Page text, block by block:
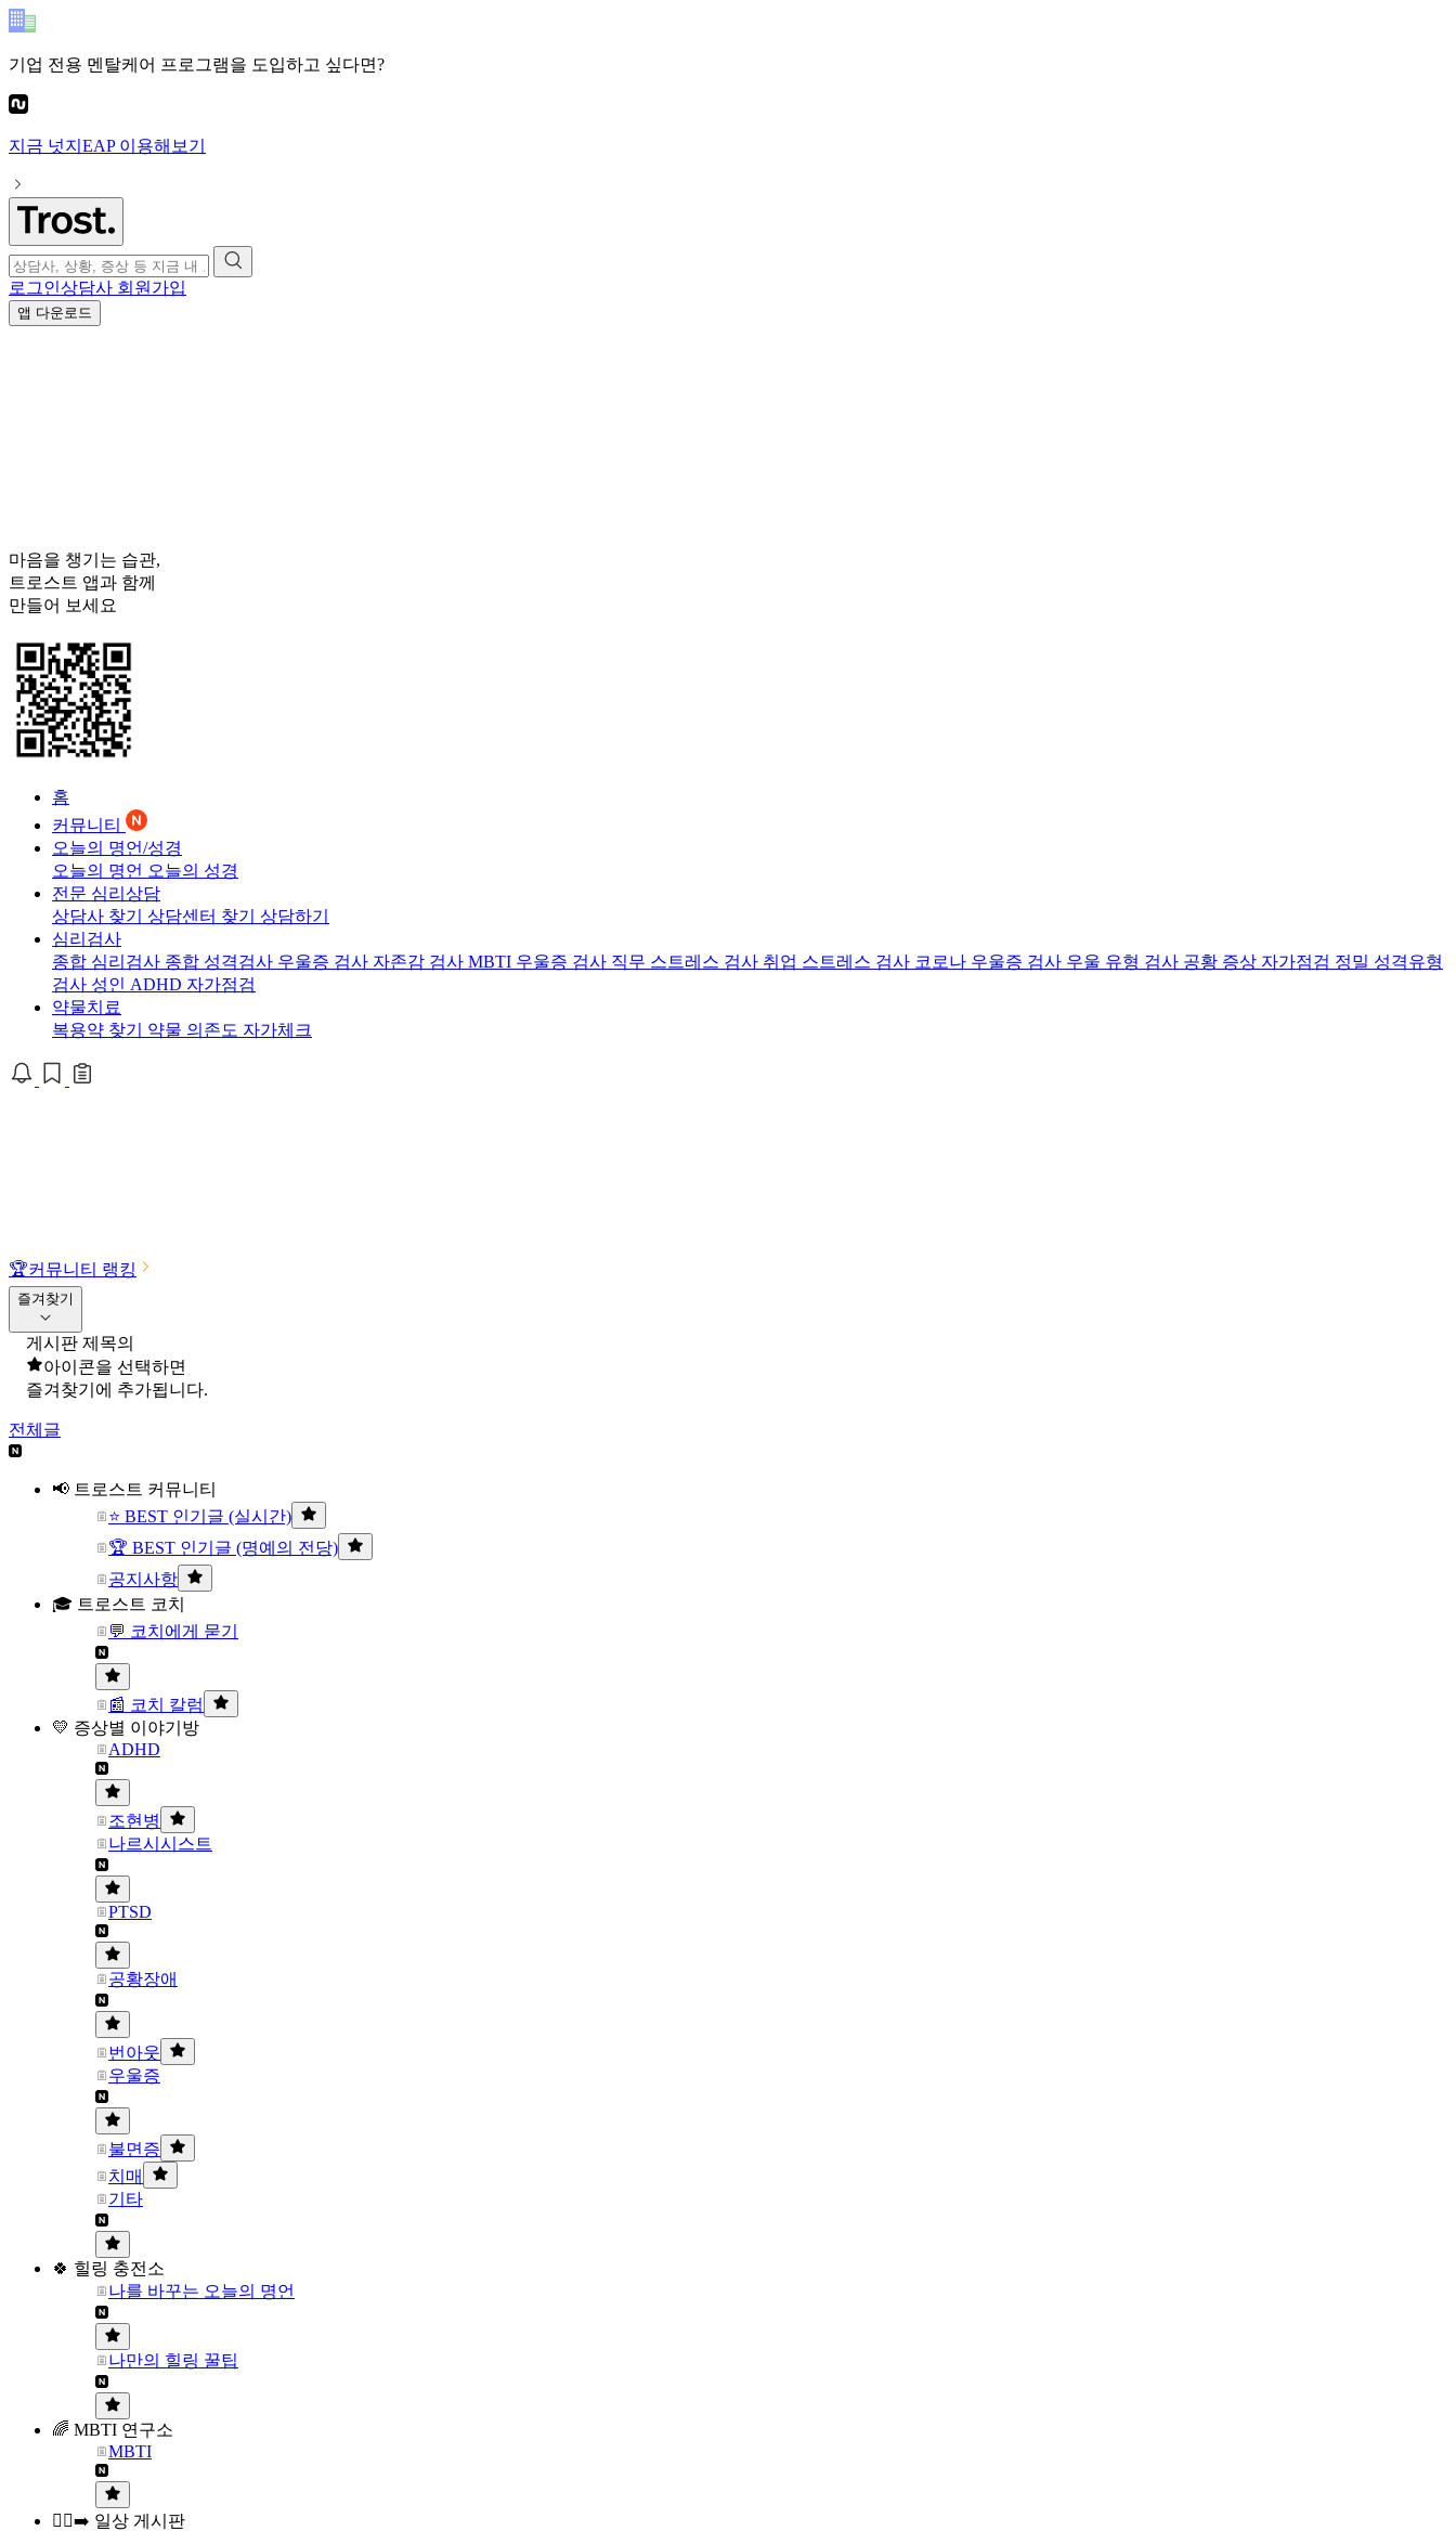
기업 전용 멘탈케어 프로그램을 도입하고 싶다면?
지금 넛지EAP이용해보기
로그인상담사 회원가입
앱 다운로드
마음을 챙기는 습관,
트로스트 앱과 함께
만들어 보세요
홈
커뮤니티
오늘의 명언/성경
오늘의 명언 오늘의 성경
전문 심리상담
상담사 찾기 상담센터 찾기 상담하기
심리검사
종합 심리검사 종합 성격검사 우울증 검사 자존감 검사 MBTI 우울증 검사 직무 스트레스 검사 취업 스트레스 검사 코로나 우울증 검사 우울 유형 검사 공황 증상 자가점검 정밀 성격유형
검사 성인 ADHD 자가점검
약물치료
복용약 찾기 약물 의존도 자가체크
🏆커뮤니티 랭킹
즐겨찾기
게시판 제목의
아이콘을 선택하면
즐겨찾기에 추가됩니다.
전체글
📢 트로스트 커뮤니티
⭐ BEST 인기글 (실시간)
🏆 BEST 인기글 (명예의 전당)
공지사항
🎓 트로스트 코치
💬 코치에게 묻기
📰 코치 칼럼
💛 증상별 이야기방
ADHD
조현병
나르시시스트
PTSD
공황장애
번아웃
우울증
불면증
치매
기타
🍀 힐링 충전소
나를 바꾸는 오늘의 명언
나만의 힐링 꿀팁
🌈 MBTI 연구소
MBTI
🏃‍♀️‍➡️ 일상 게시판